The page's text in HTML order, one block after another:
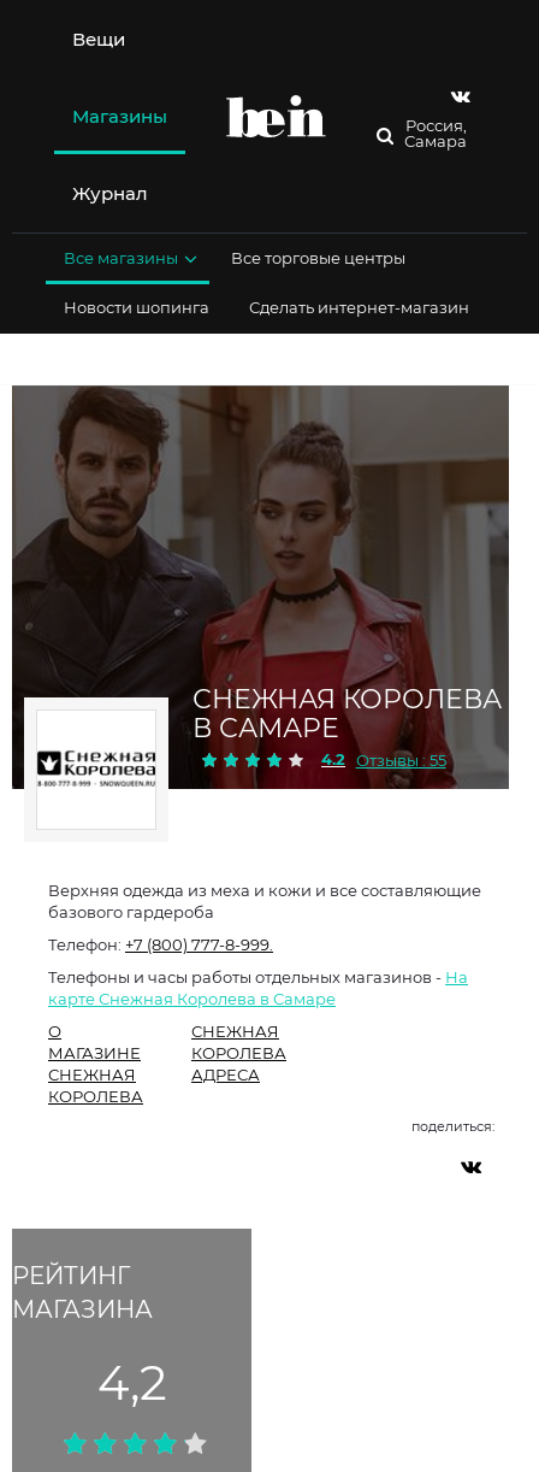
содержимому
Вещи
Магазины
Журнал
Россия,
Самара
Все магазины Все торговые центры
Новости шопинга Сделать интернет-магазин
СНЕЖНАЯ КОРОЛЕВА
В САМАРЕ
4.2 Отзывы : 55
РЕЙТИНГ
МАГАЗИНА
4,2
Верхняя одежда из меха и кожи и все составляющие
базового гардероба
Телефон: +7 (800) 777-8-999.
Телефоны и часы работы отдельных магазинов - На
карте Снежная Королева в Самаре
О
МАГАЗИНЕ
СНЕЖНАЯ
КОРОЛЕВА
СНЕЖНАЯ
КОРОЛЕВА
АДРЕСА
поделиться: